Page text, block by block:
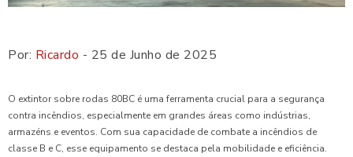
Por: Ricardo - 25 de Junho de 2025
O extintor sobre rodas 80BC é uma ferramenta crucial para a segurança
contra incêndios, especialmente em grandes áreas como indústrias,
armazéns e eventos. Com sua capacidade de combate a incêndios de
classe B e C, esse equipamento se destaca pela mobilidade e eficiência.